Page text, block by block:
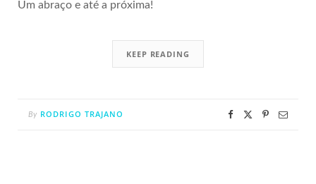
Um abraço e até a próxima!
KEEP READING
By RODRIGO TRAJANO